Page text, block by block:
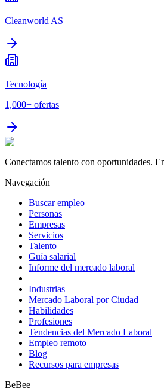
Cleanworld AS
Tecnología
1,000+ ofertas
Conectamos talento con oportunidades.
Navegación
Buscar empleo
Personas
Empresas
Servicios
Talento
Guía salarial
Informe del mercado laboral
Industrias
Mercado Laboral por Ciudad
Habilidades
Profesiones
Tendencias del Mercado Laboral
Empleo remoto
Blog
Recursos para empresas
BeBee